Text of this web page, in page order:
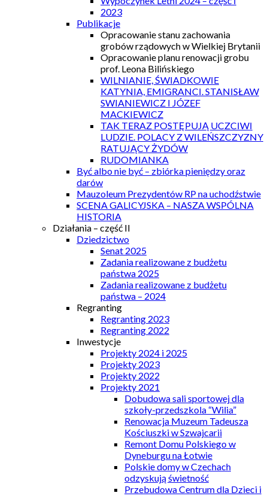
2023
Publikacje
Opracowanie stanu zachowania
grobów rządowych w Wielkiej Brytanii
Opracowanie planu renowacji grobu
prof. Leona Bilińskiego
WILNIANIE, ŚWIADKOWIE
KATYNIA, EMIGRANCI. STANISŁAW
SWIANIEWICZ I JÓZEF
MACKIEWICZ
TAK TERAZ POSTĘPUJĄ UCZCIWI
LUDZIE. POLACY Z WILEŃSZCZYZNY
RATUJĄCY ŻYDÓW
RUDOMIANKA
Być albo nie być – zbiórka pieniędzy oraz
darów
Mauzoleum Prezydentów RP na uchodźstwie
SCENA GALICYJSKA – NASZA WSPÓLNA
HISTORIA
Działania – część II
Dziedzictwo
Senat 2025
Zadania realizowane z budżetu
państwa 2025
Zadania realizowane z budżetu
państwa – 2024
Regranting
Regranting 2023
Regranting 2022
Inwestycje
Projekty 2024 i 2025
Projekty 2023
Projekty 2022
Projekty 2021
Dobudowa sali sportowej dla
szkoły-przedszkola “Wilia”
Renowacja Muzeum Tadeusza
Kościuszki w Szwajcarii
Remont Domu Polskiego w
Dyneburgu na Łotwie
Polskie domy w Czechach
odzyskują świetność
Przebudowa Centrum dla Dzieci i